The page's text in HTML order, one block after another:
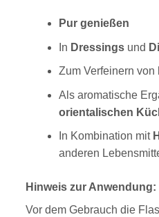
Pur genießen
In Dressingsund
Zum Verfeinern von
Als aromatische
orientalischen
In Kombination mit
anderen
Hinweis zur Anwendung:
Vor dem Gebrauch die